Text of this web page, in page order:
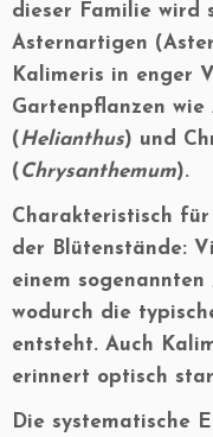
dieser Familie wird
Asternartigen
Kalimeris in enger
Gartenpflanzen wie
(Helianthus) und
( Chrysanthemum).
Charakteristisch
der Blütenstände:
einem sogenannten
wodurch die
entsteht. Auch
erinnert optisch
Die systematische